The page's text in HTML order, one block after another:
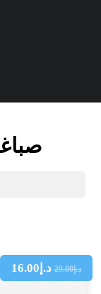
د.إ29.00 د.إ 16.00